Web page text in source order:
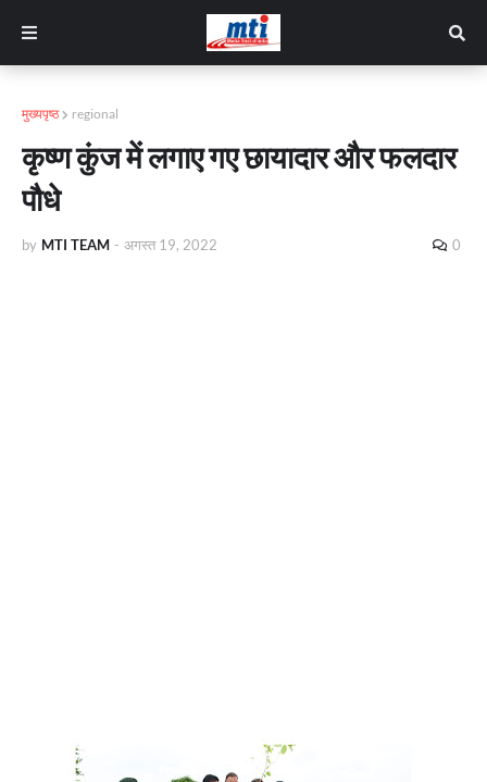
मुख्यपृष्ठ regional
कृष्ण कुंज में लगाए गए छायादार और फलदार
पौधे
by MTI TEAM - अगस्त 19, 2022 0